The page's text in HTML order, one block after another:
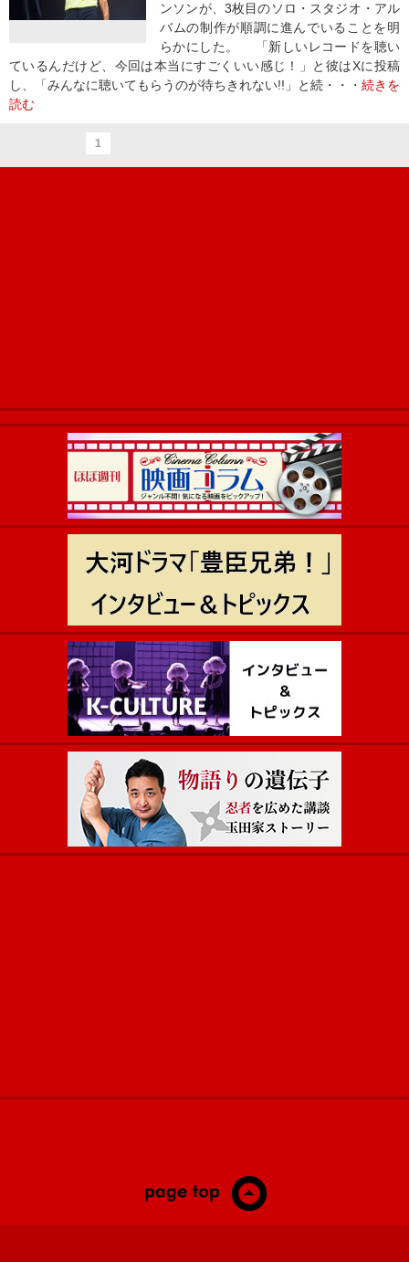
ンソンが、3枚目のソロ・スタジオ・アル
バムの制作が順調に進んでいることを明
らかにした。 「新しいレコードを聴い
ているんだけど、今回は本当にすごくいい感じ！」と彼はXに投稿
し、「みんなに聴いてもらうのが待ちきれない!!」と続・・・ 続きを
読む
1